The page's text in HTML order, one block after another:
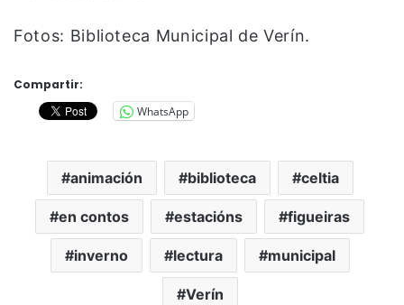
Fotos: Biblioteca Municipal de Verín.
Compartir:
WhatsApp
animación biblioteca celtia
en contos estacións figueiras
inverno lectura municipal
Verín